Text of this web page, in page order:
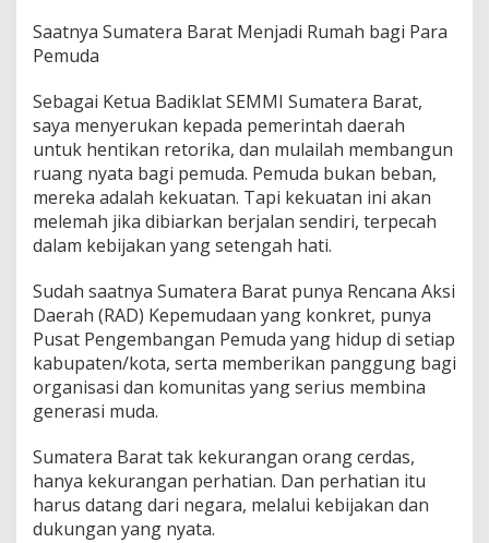
Saatnya Sumatera Barat Menjadi Rumah bagi Para
Pemuda
Sebagai Ketua Badiklat SEMMI Sumatera Barat,
saya menyerukan kepada pemerintah daerah
untuk hentikan retorika, dan mulailah membangun
ruang nyata bagi pemuda. Pemuda bukan beban,
mereka adalah kekuatan. Tapi kekuatan ini akan
melemah jika dibiarkan berjalan sendiri, terpecah
dalam kebijakan yang setengah hati.
Sudah saatnya Sumatera Barat punya Rencana Aksi
Daerah (RAD) Kepemudaan yang konkret, punya
Pusat Pengembangan Pemuda yang hidup di setiap
kabupaten/kota, serta memberikan panggung bagi
organisasi dan komunitas yang serius membina
generasi muda.
Sumatera Barat tak kekurangan orang cerdas,
hanya kekurangan perhatian. Dan perhatian itu
harus datang dari negara, melalui kebijakan dan
dukungan yang nyata.